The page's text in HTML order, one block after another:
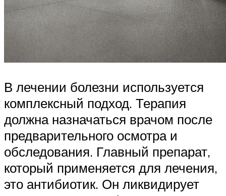
В лечении болезни используется
комплексный подход. Терапия
должна назначаться врачом после
предварительного осмотра и
обследования. Главный препарат,
который применяется для лечения,
это антибиотик. Он ликвидирует